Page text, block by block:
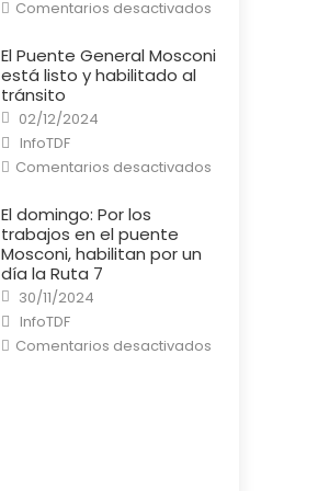
Comentarios desactivadosRío
Un
cortocircuito
El Puente General Mosconi
está listo y habilitado al
tránsito
Posted
on
02/12/2024
Author
InfoTDF
Comentarios desactivadosen
El
El domingo: Por los
trabajos en el puente
Mosconi, habilitan por un
día la Ruta 7
Posted
on
30/11/2024
Author
InfoTDF
Comentarios desactivadosen
El